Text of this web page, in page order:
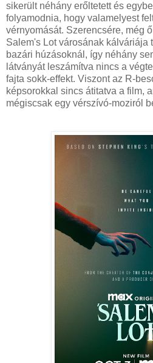
sikerült néhány erőltetett és
folyamodnia, hogy valamelyest
vérnyomását. Szerencsére, még
Salem's Lot városának kálváriája
bazári húzásoknál, így néhány
látványát leszámítva nincs a
fajta sokk-effekt. Viszont az R-
képsorokkal sincs átitatva a film,
mégiscsak egy vérszívó-moziról